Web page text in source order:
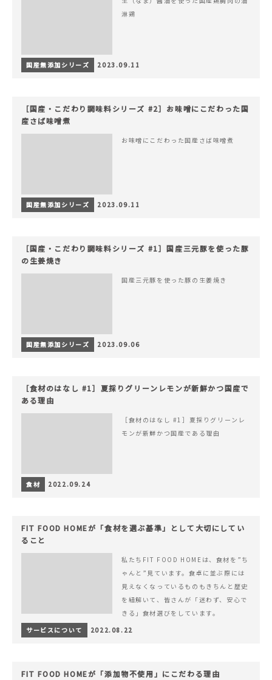
淋鶏
国産無添加シリーズ 2023.09.11
［国産・こだわり調味料シリーズ #2］お味噌にこだわった国
産さば味噌煮
お味噌にこだわった国産さば味噌煮
国産無添加シリーズ 2023.09.11
［国産・こだわり調味料シリーズ #1］国産三元豚を使った豚
の生姜焼き
国産三元豚を使った豚の生姜焼き
国産無添加シリーズ 2023.09.06
［食材のはなし #1］夏採りグリーンレモンが新鮮かつ国産で
ある理由
［食材のはなし #1］夏採りグリーンレ
モンが新鮮かつ国産である理由
食材 2022.09.24
FIT FOOD HOMEが「食材を選ぶ基準」として大切にしてい
ること
私たちFIT FOOD HOMEは、食材を”ち
ゃんと”見ています。食卓に並ぶ際には
見えなくなっているものもきちんと歴史
を紐解いて、皆さんが「迷わず、安心で
きる」食材選びをしています。
サービスについて
2022.08.22
FIT FOOD HOMEが「添加物不使用」にこだわる理由